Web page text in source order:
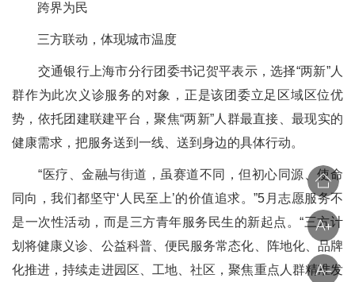
跨界为民
三方联动，体现城市温度
交通银行上海市分行团委书记贺平表示，选择“两新”人
群作为此次义诊服务的对象，正是该团委立足区域区位优
势，依托团建联建平台，聚焦“两新”人群最直接、最现实的
健康需求，把服务送到一线、送到身边的具体行动。
“医疗、金融与街道，虽赛道不同，但初心同源、使命
同向，我们都坚守‘人民至上’的价值追求。”5月志愿服务不
是一次性活动，而是三方青年服务民生的新起点。“三方计
划将健康义诊、公益科普、便民服务常态化、阵地化、品牌
化推进，持续走进园区、工地、社区，聚焦重点人群精准发